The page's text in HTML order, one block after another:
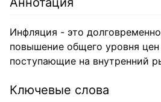
Инфляция - это
повышение общего уровня
поступающие на внутренний
Ключевые слова